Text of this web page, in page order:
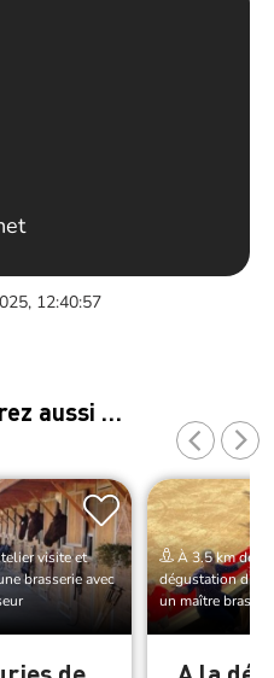
12:40:57
aussi …
visite et
brasserie avec
À 3.5 km de
dégustation
un maître